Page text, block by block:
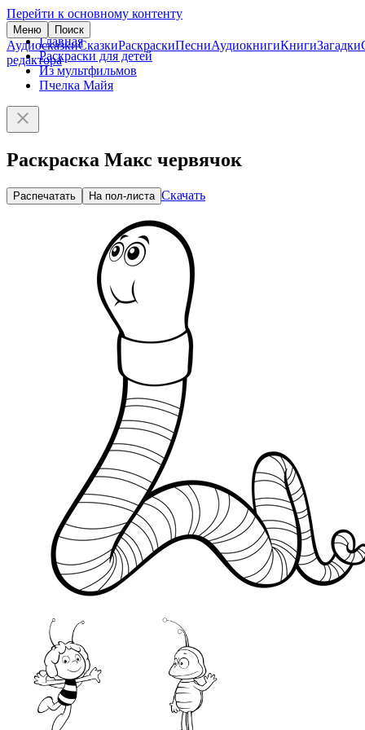
Перейти к основному контенту
Меню Поиск
АудиосказкиСказкиРаскраскиПесниАудиокнигиКнигиЗагадки
редактора
Главная
Раскраски для детей
Из мультфильмов
Пчелка Майя
Раскраска Макс червячок
Распечатать На пол-листа Скачать